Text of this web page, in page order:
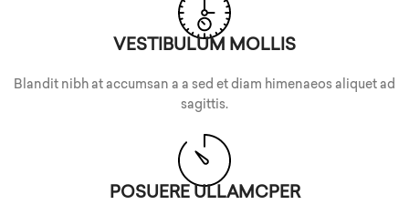
VESTIBULUM MOLLIS
Blandit nibh at accumsan a a sed et diam himenaeos aliquet ad
sagittis.
POSUERE ULLAMCPER